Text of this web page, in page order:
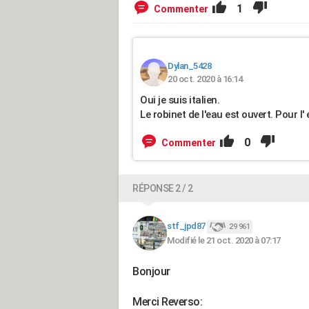
Commenter 1
Dylan_5428
20 oct. 2020 à 16:14
Oui je suis italien.
Le robinet de l'eau est ouvert. Pour
Commenter 0
RÉPONSE 2 / 2
stf_jpd87 29 961
Modifié le 21 oct. 2020 à 07:17
Bonjour
Merci Reverso: